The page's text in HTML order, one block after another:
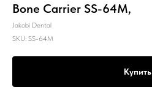
Bone Carrier SS-64M,
Jakobi Dental
SKU: SS-64M
Купить